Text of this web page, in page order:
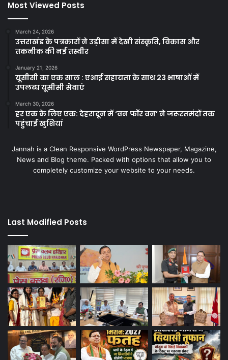
Most Viewed Posts
March 24, 2026
उत्तराखंड के पत्रकारों ने उड़ीसा में देखी संस्कृति, विकास और
तकनीक की नई तस्वीर
January 21, 2026
यूसीसी का एक साल : एआई सहायता के साथ 23 भाषाओं में
उपलब्ध यूसीसी सेवाएं
March 30, 2026
हर एक के लिए एक: देहरादून में ‘वन फॉर वन’ ने जरूरतमंदों तक
पहुंचाई खुशियां
Jannah is a Clean Responsive WordPress Newspaper, Magazine,
News and Blog theme. Packed with options that allow you to
completely customize your website to your needs.
Last Modified Posts